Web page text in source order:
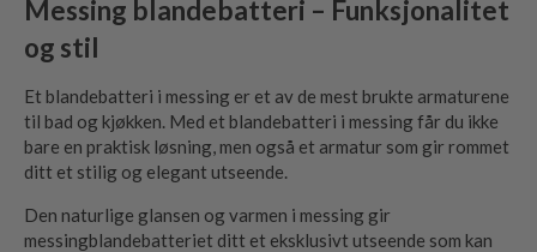
Messing blandebatteri – Funksjonalitet
og stil
Et blandebatteri i messing er et av de mest brukte armaturene
til bad og kjøkken. Med et blandebatteri i messing får du ikke
bare en praktisk løsning, men også et armatur som gir rommet
ditt et stilig og elegant utseende.
Den naturlige glansen og varmen i messing gir
messingblandebatteriet ditt et eksklusivt utseende som kan